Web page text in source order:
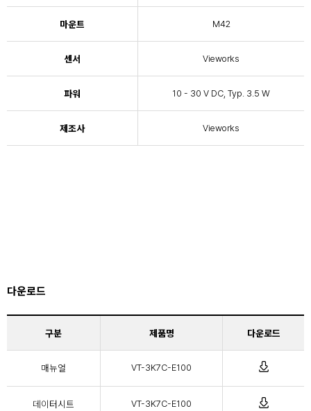
마운트 M42
센서 Vieworks
파워 10 - 30 V DC, Typ. 3.5 W
제조사 Vieworks
다운로드
구분 제품명 다운로드
매뉴얼 VT-3K7C-E100
데이터시트 VT-3K7C-E100